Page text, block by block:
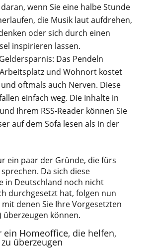
wenn Sie eine halbe Stunde
die Musik laut aufdrehen,
oder sich durch einen
inspirieren lassen.
Das Pendeln
und Wohnort kostet
oftmals auch Nerven. Diese
einfach weg. Die Inhalte in
Ihrem RSS-Reader können Sie
auf dem Sofa lesen als in der
ein paar der Gründe, die fürs
Da sich diese
in Deutschland noch nicht
durchgesetzt hat, folgen nun
denen Sie Ihre Vorgesetzten
können.
ein Homeoffice, die helfen,
überzeugen